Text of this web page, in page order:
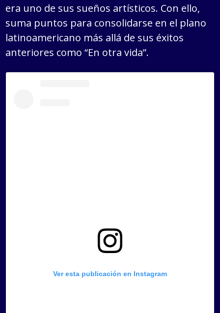
era uno de sus sueños artísticos. Con ello,
suma puntos para consolidarse en el plano
latinoamericano más allá de sus éxitos
anteriores como “En otra vida”.
Ver esta publicación en Instagram